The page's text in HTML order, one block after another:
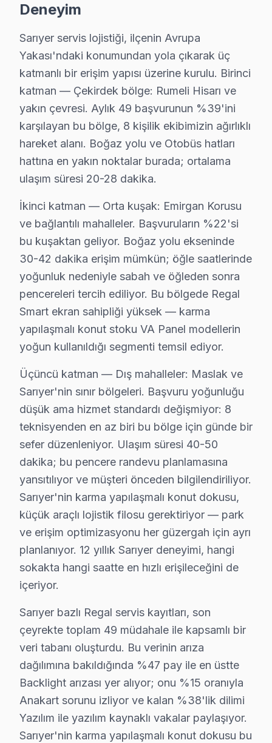
↑ Regal Servis Ana Sayfası
Sarıyer Yakın İlçelerde Regal Servisi
· Arnavutköy Regal
· Avcılar Regal
· Bakırköy Regal
· Başakşehir Regal
· Bayrampaşa Regal
· Beşiktaş Regal
Sarıyer Diğer Marka Servisleri
· Sarıyer Philips
· Sarıyer Hi-Level
· Sarıyer iFFALCON
· Sarıyer Samsung
· Sarıyer LG
· Sarıyer Panasonic
· Sarıyer Toshiba
Sarıyer'de Regal TV Tamiri — Bilmeniz
Sarıyer'de Regal televizyon servisinde net
Regal Tamir Uzmanlığı
✓ 15+ Yıl Deneyim
✓ Yazılı Garanti Belgesi
✓ Orijinal Yedek Parça
✓ Ücretsiz Arıza Tespiti
Sarıyer Sahasından Regal Notları
Bugün Sarıyer'den bir Regal UHD serisi geldi.
Deneyim
Sarıyer servis lojistiği, ilçenin Avrupa
Yakası'ndaki konumundan yola çıkarak üç
katmanlı bir erişim yapısı üzerine kurulu. Birinci
katman — Çekirdek bölge: Rumeli Hisarı ve
yakın çevresi. Aylık 49 başvurunun %39'ini
karşılayan bu bölge, 8 kişilik ekibimizin ağırlıklı
hareket alanı. Boğaz yolu ve Otobüs hatları
hattına en yakın noktalar burada; ortalama
ulaşım süresi 20-28 dakika.
İkinci katman — Orta kuşak: Emirgan Korusu
ve bağlantılı mahalleler. Başvuruların %22'si
bu kuşaktan geliyor. Boğaz yolu ekseninde
30-42 dakika erişim mümkün; öğle saatlerinde
yoğunluk nedeniyle sabah ve öğleden sonra
pencereleri tercih ediliyor. Bu bölgede Regal
Smart ekran sahipliği yüksek — karma
yapılaşmalı konut stoku VA Panel modellerin
yoğun kullanıldığı segmenti temsil ediyor.
Üçüncü katman — Dış mahalleler: Maslak ve
Sarıyer'nin sınır bölgeleri. Başvuru yoğunluğu
düşük ama hizmet standardı değişmiyor: 8
teknisyenden en az biri bu bölge için günde bir
sefer düzenleniyor. Ulaşım süresi 40-50
dakika; bu pencere randevu planlamasına
yansıtılıyor ve müşteri önceden bilgilendiriliyor.
Sarıyer'nin karma yapılaşmalı konut dokusu,
küçük araçlı lojistik filosu gerektiriyor — park
ve erişim optimizasyonu her güzergah için ayrı
planlanıyor. 12 yıllık Sarıyer deneyimi, hangi
sokakta hangi saatte en hızlı erişileceğini de
içeriyor.
Sarıyer bazlı Regal servis kayıtları, son
çeyrekte toplam 49 müdahale ile kapsamlı bir
veri tabanı oluşturdu. Bu verinin arıza
dağılımına bakıldığında %47 pay ile en üstte
Backlight arızası yer alıyor; onu %15 oranıyla
Anakart sorunu izliyor ve kalan %38'lik dilimi
Yazılım ile yazılım kaynaklı vakalar paylaşıyor.
Sarıyer'nin karma yapılaşmalı konut dokusu bu